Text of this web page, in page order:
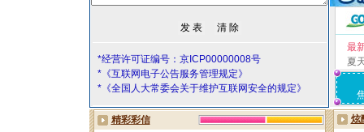
*经营许可证编号：京ICP00000008号
*《互联网电子公告服务管理规定》
*《全国人大常委会关于维护互联网安全的规定》
最
夏